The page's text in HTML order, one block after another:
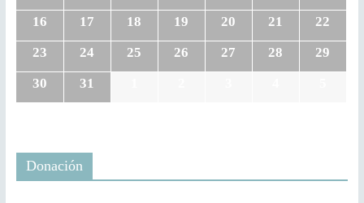
16
17 18 19 20 21
22
23
24 25 26 27 28
29
30
31
Donación